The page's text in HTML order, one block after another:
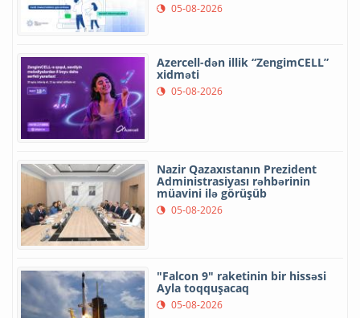
05-08-2026
Azercell-dən illik “ZengimCELL”
xidməti
05-08-2026
Nazir Qazaxıstanın Prezident
Administrasiyası rəhbərinin
müavini ilə görüşüb
05-08-2026
"Falcon 9" raketinin bir hissəsi
Ayla toqquşacaq
05-08-2026